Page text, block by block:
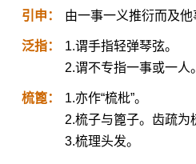
引申： 由一事一义推衍而及
泛指：
1.谓手指轻弹琴弦。
2.谓不专指一事或一人。
梳篦：
1.亦作“梳枇”。
2.梳子与篦子。齿疏为
3.梳理头发。